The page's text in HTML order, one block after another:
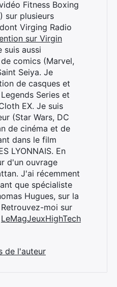
Fitness Boxing
sur plusieurs
Virging Radio
sur Virgin
suis aussi
comics (Marvel,
Seiya. Je
de casques et
Series et
EX. Je suis
(Star Wars, DC
de cinéma et de
dans le film
LYONNAIS. En
d'un ouvrage
J'ai récemment
que spécialiste
Hugues, sur la
moi sur
LeMagJeuxHighTech
de l'auteur